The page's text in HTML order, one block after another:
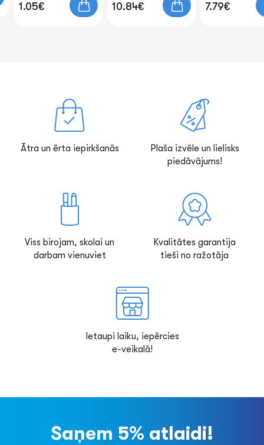
1.05€ 10.84€ 7.79€
Ātra un ērta iepirkšanās
Plaša izvēle un lielisks
piedāvājums!
Viss birojam, skolai un
darbam vienuviet
Kvalitātes garantija
tieši no ražotāja
Ietaupi laiku, iepērcies
e-veikalā!
Saņem 5% atlaidi!